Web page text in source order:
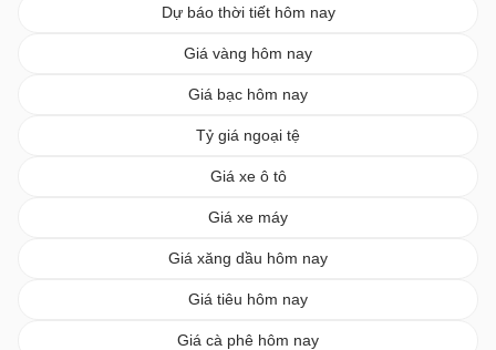
Dự báo thời tiết hôm nay
Giá vàng hôm nay
Giá bạc hôm nay
Tỷ giá ngoại tệ
Giá xe ô tô
Giá xe máy
Giá xăng dầu hôm nay
Giá tiêu hôm nay
Giá cà phê hôm nay